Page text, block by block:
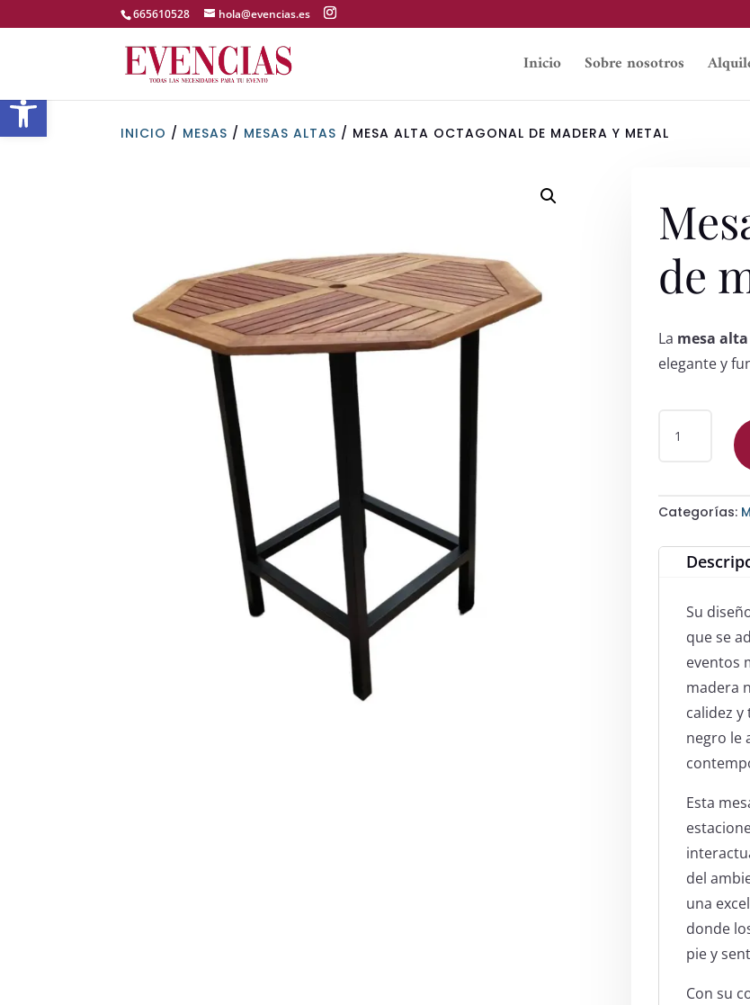
665610528 hola@evencias.es
Inicio Sobre nosotros
INICIO / MESAS / MESAS ALTAS / MESA ALTA OCTAGONAL DE MADERA Y METAL
de
La mesa
elegante y
ALTA
OCTAGONAL
Y
METAL
CANTIDAD
Categorías:
Su
que se
eventos
madera
calidez
negro le
Esta
del
una
donde
pie y
Con su
Abrir barra de herramientas